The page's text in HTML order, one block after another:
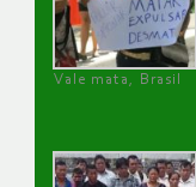
Vale mata, Brasil